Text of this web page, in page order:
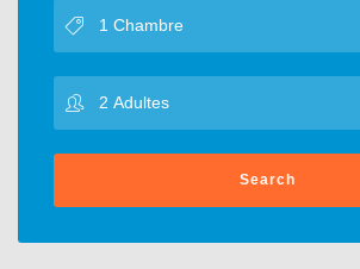
Search